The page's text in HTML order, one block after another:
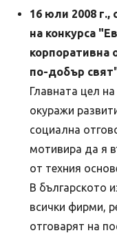
16 юли 2008 г.,
на конкурса
корпоративна
по-добър
Главната цел
окуражи
социална
мотивира да я
от техния
В българското
всички фирми,
отговарят на